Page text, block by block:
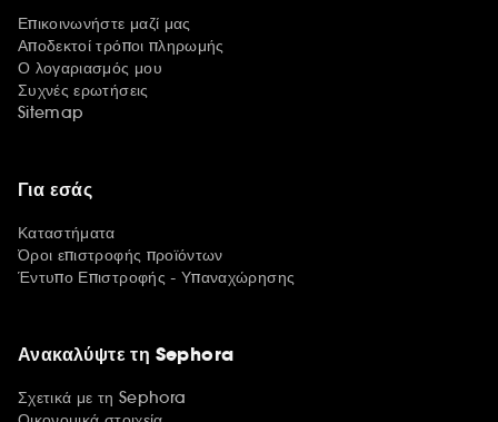
Επικοινωνήστε μαζί μας
Αποδεκτοί τρόποι πληρωμής
Ο λογαριασμός μου
Συχνές ερωτήσεις
Sitemap
Για εσάς
Καταστήματα
Όροι επιστροφής προϊόντων
Έντυπο Επιστροφής - Υπαναχώρησης
Ανακαλύψτε τη Sephora
Σχετικά με τη Sephora